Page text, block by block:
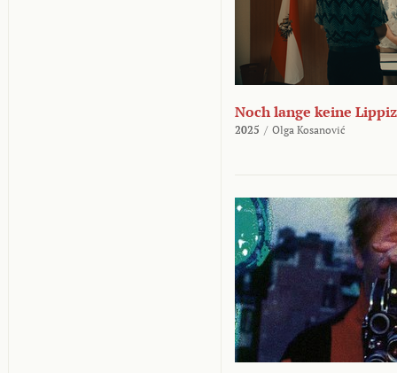
Noch lange keine
2025 / Olga Kosanović